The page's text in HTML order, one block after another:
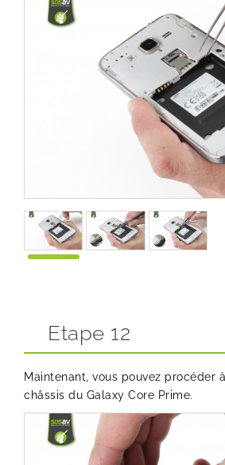
Etape 12
Maintenant, vous pouvez procéder
châssis du Galaxy Core Prime.